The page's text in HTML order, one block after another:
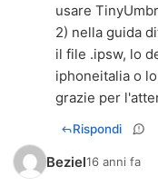
usare
2) nella guida
il file .ipsw, lo
iphoneitalia o
grazie per
Rispondi
Beziel16 anni fa